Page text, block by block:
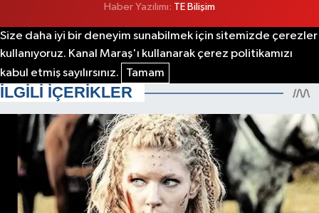
Haber Yazılımı: TE Bilişim
Size daha iyi bir deneyim sunabilmek için sitemizde çerezler
kullanıyoruz. Kanal Maraş'ı kullanarak çerez politikamızı
kabul etmiş sayılırsınız.
Tamam